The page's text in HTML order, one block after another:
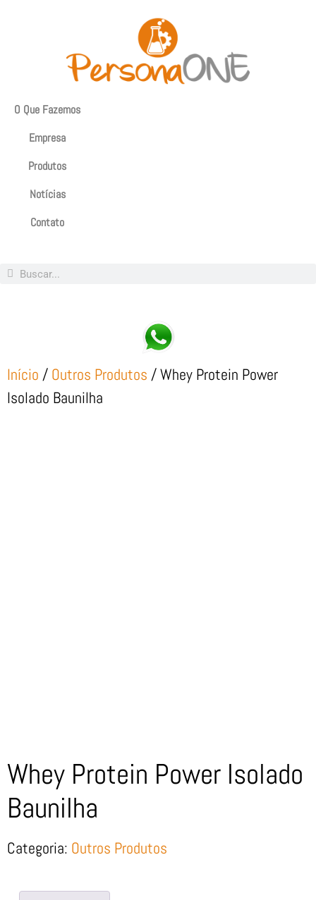
O Que Fazemos
Empresa
Produtos
Notícias
Contato
Início / Outros Produtos / Whey Protein Power
Isolado Baunilha
Whey Protein Power Isolado
Baunilha
Categoria: Outros Produtos